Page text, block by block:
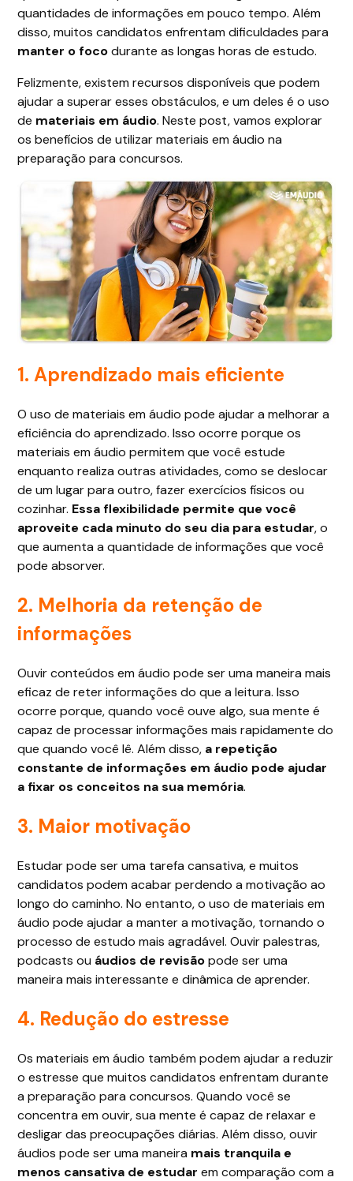
quantidades de informações em pouco tempo. Além
disso, muitos candidatos enfrentam dificuldades para
manter o focodurante as longas horas de estudo.
Felizmente, existem recursos disponíveis que podem
ajudar a superar esses obstáculos, e um deles é o uso
de materiais em áudio. Neste post, vamos explorar
os benefícios de utilizar materiais em áudio na
preparação para concursos.
1. Aprendizado mais eficiente
O uso de materiais em áudio pode ajudar a melhorar a
eficiência do aprendizado. Isso ocorre porque os
materiais em áudio permitem que você estude
enquanto realiza outras atividades, como se deslocar
de um lugar para outro, fazer exercícios físicos ou
cozinhar. Essa flexibilidade permite que você
aproveite cada minuto do seu dia para estudar, o
que aumenta a quantidade de informações que você
pode absorver.
2. Melhoria da retenção de
informações
Ouvir conteúdos em áudio pode ser uma maneira mais
eficaz de reter informações do que a leitura. Isso
ocorre porque, quando você ouve algo, sua mente é
capaz de processar informações mais rapidamente do
que quando você lê. Além disso, a repetição
constante de informações em áudio pode ajudar
a fixar os conceitos na sua memória.
3. Maior motivação
Estudar pode ser uma tarefa cansativa, e muitos
candidatos podem acabar perdendo a motivação ao
longo do caminho. No entanto, o uso de materiais em
áudio pode ajudar a manter a motivação, tornando o
processo de estudo mais agradável. Ouvir palestras,
podcasts ou áudios de revisãopode ser uma
maneira mais interessante e dinâmica de aprender.
4. Redução do estresse
Os materiais em áudio também podem ajudar a reduzir
o estresse que muitos candidatos enfrentam durante
a preparação para concursos. Quando você se
concentra em ouvir, sua mente é capaz de relaxar e
desligar das preocupações diárias. Além disso, ouvir
áudios pode ser uma maneira mais tranquila e
menos cansativa de estudar em comparação com a